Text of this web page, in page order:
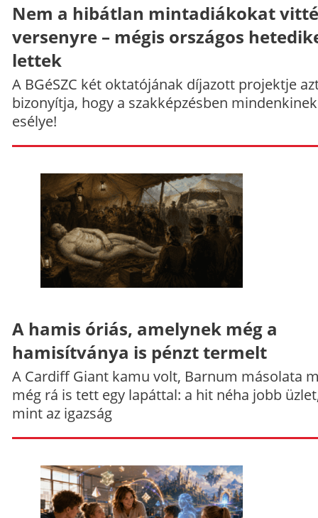
Nem a hibátlan mintadiákokat
versenyre – mégis országos
lettek
A BGéSZC két oktatójának díjazott projektje
bizonyítja, hogy a szakképzésben
esélye!
A hamis óriás, amelynek még a
hamisítványa is pénzt termelt
A Cardiff Giant kamu volt, Barnum másolata
még rá is tett egy lapáttal: a hit néha jobb
mint az igazság